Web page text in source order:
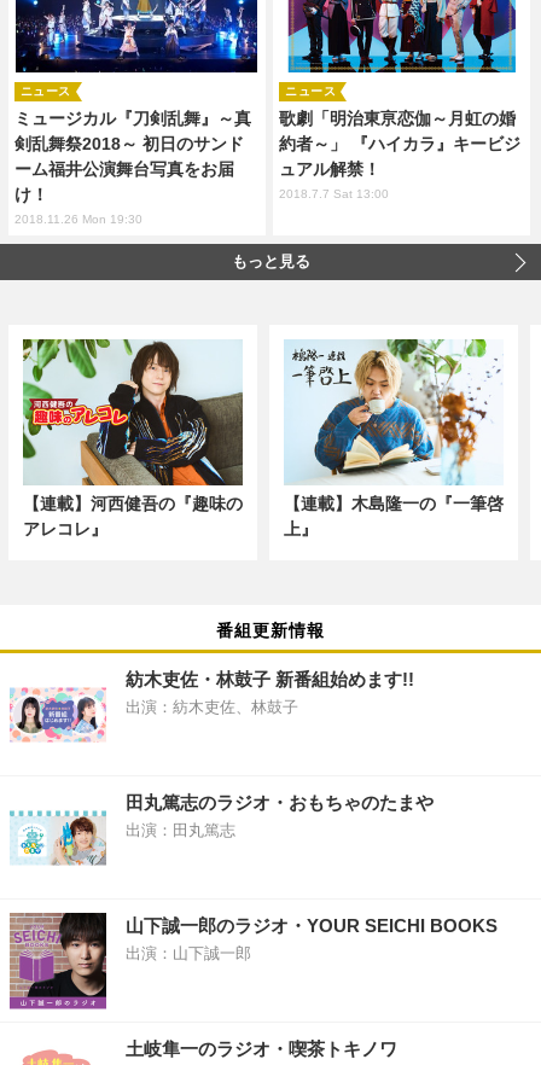
ミュージカル『刀剣乱舞』～真
剣乱舞祭2018～ 初日のサンド
ーム福井公演舞台写真をお届
け！
ニュース
2018.11.26 Mon 19:30
歌劇「明治東亰恋伽～月虹の婚
約者～」 『ハイカラ』キービジ
ュアル解禁！
ニュース
2018.7.7 Sat 13:00
もっと見る
【連載】河西健吾の『趣味の
アレコレ』
【連載】木島隆一の『一筆啓
上』
番組更新情報
紡木吏佐・林鼓子 新番組始めます!!
出演：紡木吏佐、林鼓子
田丸篤志のラジオ・おもちゃのたまや
出演：田丸篤志
山下誠一郎のラジオ・YOUR SEICHI BOOKS
出演：山下誠一郎
土岐隼一のラジオ・喫茶トキノワ